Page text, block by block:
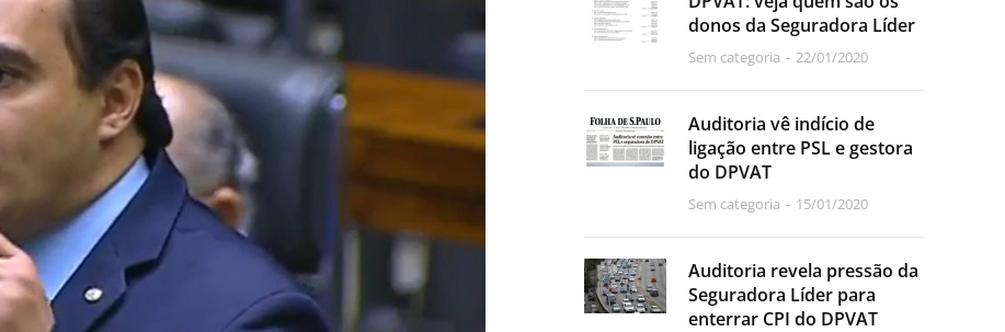
donos da Seguradora Líder
Sem categoria 22/01/2020
Auditoria vê indício de
ligação entre PSL e gestora
do DPVAT
Sem categoria 15/01/2020
Auditoria revela pressão da
Seguradora Líder para
enterrar CPI do DPVAT